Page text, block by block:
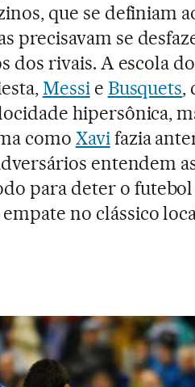
que se definiam
precisavam se
dos rivais. A escola do
Messie Busquets,
hipersônica,
como Xavifazia
entendem
para deter o futebol
no clássico